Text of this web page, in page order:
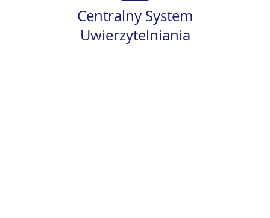
Centralny System
Uwierzytelniania